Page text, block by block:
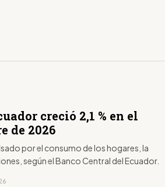
creció 2,1 % en el
de 2026
por el consumo de los hogares, la
según el Banco Central del Ecuador.